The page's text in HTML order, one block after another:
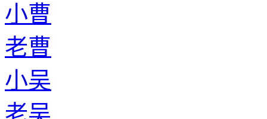
小曹
老曹
小吴
老吴